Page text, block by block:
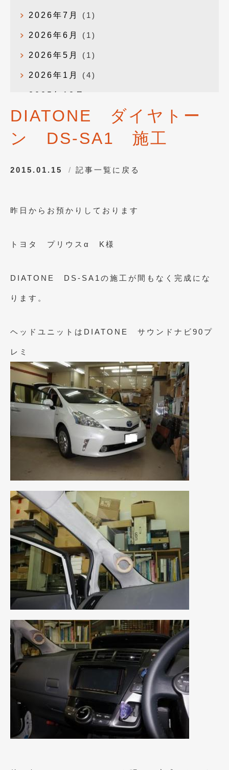
2026年7月 (1)
2026年6月 (1)
2026年5月 (1)
2026年1月 (4)
2025年12月
2025年10月(1)
2025年8月 (2)
2024年8月(1)
2024年6月(1)
2023年12月(2)
2023年11月
2023年9月(1)
2023年4月(1)
2022年12月 (1)
2022年10月(2)
2022年8月 (1)
2022年4月(2)
2022年1月
2021年12月(2)
2021年8月 (2)
2021年7月
2021年4月(1)
2021年3月(1)
2021年1月(2)
2020年11月(2)
2020年10月(1)
2020年9月
2020年8月 (4)
2020年7月 (3)
2020年6月 (2)
DIATONE ダイヤトー
ン DS-SA1 施工
2015.01.15 記事一覧に戻る
昨日からお預かりしております
トヨタ プリウスα K様
DIATONE DS-SA1の施工が間もなく完成にな
ります。
ヘッドユニットはDIATONE サウンドナビ90プ
レミ